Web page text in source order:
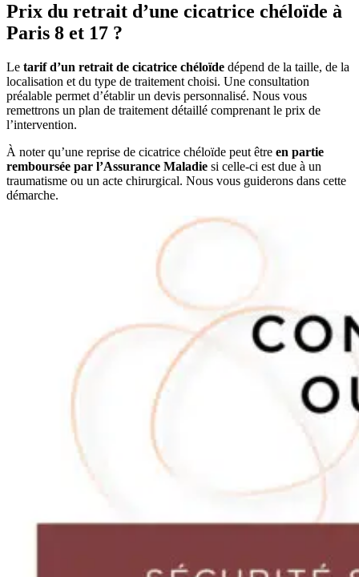
Prix du retrait d’une cicatrice chéloïde à
Paris 8 et 17 ?
Le tarif d’un retrait de cicatrice chéloïde dépend de la taille, de la
localisation et du type de traitement choisi. Une consultation
préalable permet d’établir un devis personnalisé. Nous vous
remettrons un plan de traitement détaillé comprenant le prix de
l’intervention.
À noter qu’une reprise de cicatrice chéloïde peut être en partie
remboursée par l’Assurance Maladie si celle-ci est due à un
traumatisme ou un acte chirurgical. Nous vous guiderons dans cette
démarche.